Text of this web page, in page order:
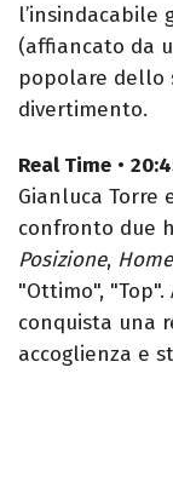
l’insindacabile
(affiancato da
popolare dello
divertimento.
Real Time •
Gianluca Torre
confronto due
Posizione,
"Ottimo",
conquista una
accoglienza e